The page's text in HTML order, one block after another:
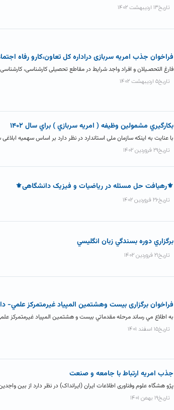
تاریخ۱۳ اردیبهشت ۱۴۰۲
فراخوان جذب امریه سربازی دراداره کل تعاون،کارو رفاه
فارغ التحصـیلان و افراد واجد شرایط در مقاطع تحصیلی کارشناسی،
تاریخ۵ اردیبهشت ۱۴۰۲
بکارگيري مشمولين وظيفه ( امريه سربازي ) براي سال ۱۴۰۲
با عنایت به اینکه سازمان ملی استاندارد در نظر دارد بر اساس سهمیه
تاریخ۲۹ فروردین ۱۴۰۲
⚜رهیافت حل مسئله در ریاضیات و فیزیک دانشگاهی⚜
تاریخ۲۶ فروردین ۱۴۰۲
برگزاري دوره بسندگي زبان انگليسي
تاریخ۲۱ فروردین ۱۴۰۲
فراخوان برگزاری بيست وهشتمين المپياد غيرمتمركز علمي-
به اطلاع مي رساند مرحله مقدماتي بيست و هشتمين المپياد غيرمتمركز
تاریخ۱۵ اسفند ۱۴۰۱
جذب امریه ارتباط با جامعه و صنعت
پژو هشگاه علوم وفناوری اطلاعات ایران (ایرانداک) در نظر دارد از بین
تاریخ۱۹ بهمن ۱۴۰۱